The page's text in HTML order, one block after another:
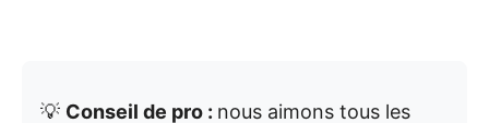
💡 Conseil de pro : nous aimons tous les